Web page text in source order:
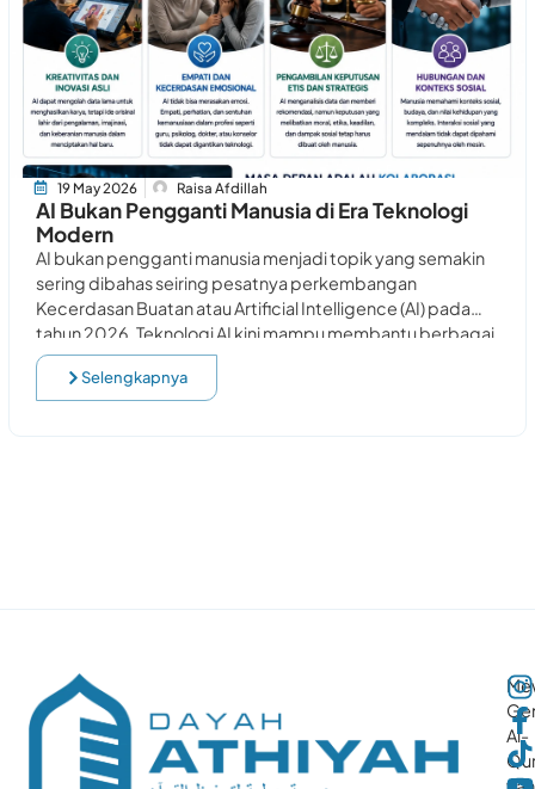
19 May 2026 Raisa Afdillah
AI Bukan Pengganti Manusia di Era Teknologi
Modern
AI bukan pengganti manusia menjadi topik yang semakin
sering dibahas seiring pesatnya perkembangan
Kecerdasan Buatan atau Artificial Intelligence (AI) pada
tahun 2026. Teknologi AI kini mampu membantu berbagai
pekerjaan menjadi
Selengkapnya
Al-